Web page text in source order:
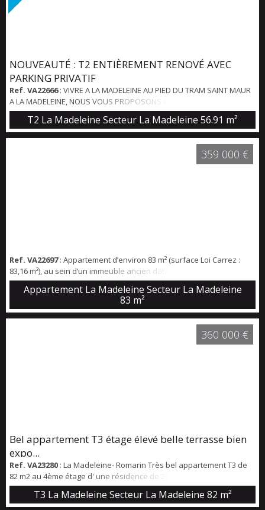
NOUVEAUTÉ : T2 ENTIÈREMENT RENOVÉ AVEC
PARKING PRIVATIF
Ref. VA22666: VIVRE A LA MADELEINE AU PIED DU TRAM SAINT MAUR
A LA MADELEINE, NOUS VOUS PROPOSONS CET APPARTEMENT DE
TYPE II ENTIÈREMENT RÉNOVÉ DE 56,91M2 HABITABLES AVEC SA CAVE.
SIS AU SEPTIÈME ETAGE D'UNE RÉSIDENCE DE STANDING SÉCURISÉE,
IL SE COMPOSE D'UN HALL D'ENTRÉE, D'UN BEL ESPACE VESTIAIRE-
DRESSING, D'UN BEAU SÉJOUR LUMINEUX ET VUE DÉGAGÉE AVEC
T2 La Madeleine Secteur La Madeleine 56.91 m²
Ref. VA22697: Appartement d’environ 83 m² (surface Loi Carrez :
83,16 m²), au sein d’un immeuble ancien datant de 1936, avec une
très belle hauteur sous plafond d’environ 3,11 m, qui apporte
volume et élégance aux pièces de vie. Le bien se compose d’un
espace de vie agréable et lumineux, avec de belles ouvertures, une
cuisine séparée, et 1 chambre. L’ensemble bénéficie du charme de
Appartement La Madeleine Secteur La Madeleine
83 m²
359 000 €
Bel appartement T3 étage élevé belle terrasse bien
expo...
Ref. VA23280 : La Madeleine- Romarin Très bel appartement T3 de
82 m2 au 4ème étage d' une résidence de 2016 à côté du tram, des
commerces et à 5 mn à pied de Lille Centre. Séjour de 37 m2 avec
une cuisine équipée, superbe terrasse de 11 m2, deux chambres
T3 La Madeleine Secteur La Madeleine 82 m²
360 000 €